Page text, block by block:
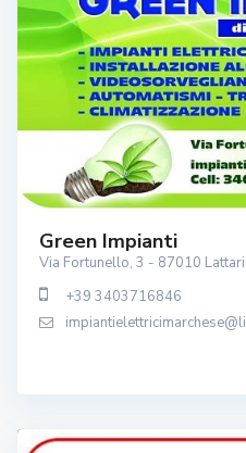
Green Impianti
Via Fortunello, 3 - 87010
+39 3403716846